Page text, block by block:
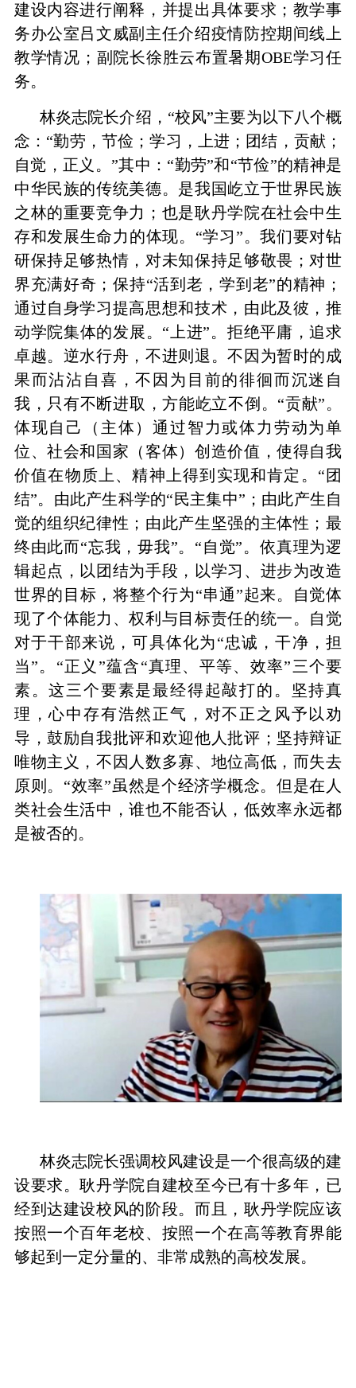
建设内容进行阐释，并提出具体要求；教学事
务办公室吕文威副主任介绍疫情防控期间线上
教学情况；副院长徐胜云布置暑期OBE学习任
务。
林炎志院长介绍，“校风”主要为以下八个概
念：“勤劳，节俭；学习，上进；团结，贡献；
自觉，正义。”其中： “勤劳”和“节俭”的精神是
中华民族的传统美德。是我国屹立于世界民族
之林的重要竞争力；也是耿丹学院在社会中生
存和发展生命力的体现。 “学习”。我们要对钻
研保持足够热情，对未知保持足够敬畏；对世
界充满好奇；保持“活到老，学到老”的精神；
通过自身学习提高思想和技术，由此及彼，推
动学院集体的发展。 “上进”。拒绝平庸，追求
卓越。逆水行舟，不进则退。不因为暂时的成
果而沾沾自喜，不因为目前的徘徊而沉迷自
我，只有不断进取，方能屹立不倒。 “贡献”。
体现自己（主体）通过智力或体力劳动为单
位、社会和国家（客体）创造价值，使得自我
价值在物质上、精神上得到实现和肯定。 “团
结”。由此产生科学的“民主集中”；由此产生自
觉的组织纪律性；由此产生坚强的主体性；最
终由此而“忘我，毋我”。 “自觉”。依真理为逻
辑起点，以团结为手段，以学习、进步为改造
世界的目标，将整个行为“串通”起来。自觉体
现了个体能力、权利与目标责任的统一。自觉
对于干部来说，可具体化为“忠诚，干净，担
当”。 “正义”蕴含“真理、平等、效率”三个要
素。这三个要素是最经得起敲打的。坚持真
理，心中存有浩然正气，对不正之风予以劝
导，鼓励自我批评和欢迎他人批评；坚持辩证
唯物主义，不因人数多寡、地位高低，而失去
原则。“效率”虽然是个经济学概念。但是在人
类社会生活中，谁也不能否认，低效率永远都
是被否的。
林炎志院长强调校风建设是一个很高级的建
设要求。耿丹学院自建校至今已有十多年，已
经到达建设校风的阶段。而且，耿丹学院应该
按照一个百年老校、按照一个在高等教育界能
够起到一定分量的、非常成熟的高校发展。